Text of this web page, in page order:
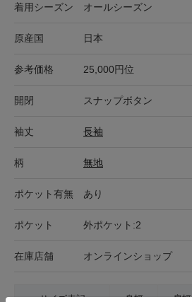
着用シーズン オールシーズン
原産国 日本
参考価格 25,000円位
開閉 スナップボタン
袖丈 長袖
柄 無地
ポケット有無 あり
ポケット 外ポケット:2
在庫店舗 オンラインショップ
サイズ表記 身幅 肩幅